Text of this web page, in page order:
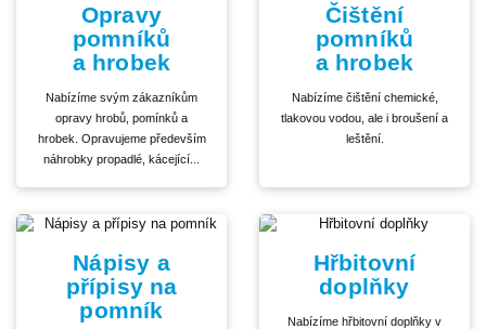
Opravy
pomníků
a hrobek
Nabízíme svým zákazníkům
opravy hrobů, pomínků a
hrobek. Opravujeme především
náhrobky propadlé, kácející...
Čištění
pomníků
a hrobek
Nabízíme čištění chemické,
tlakovou vodou, ale i broušení a
leštění.
Nápisy a
přípisy na
pomník
Hřbitovní
doplňky
Nabízíme hřbitovní doplňky v